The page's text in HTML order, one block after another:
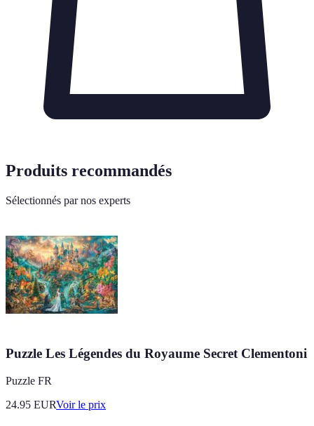
Produits recommandés
Sélectionnés par nos experts
Puzzle Les Légendes du Royaume Secret Clementoni
Puzzle FR
24.95 EURVoir le prix